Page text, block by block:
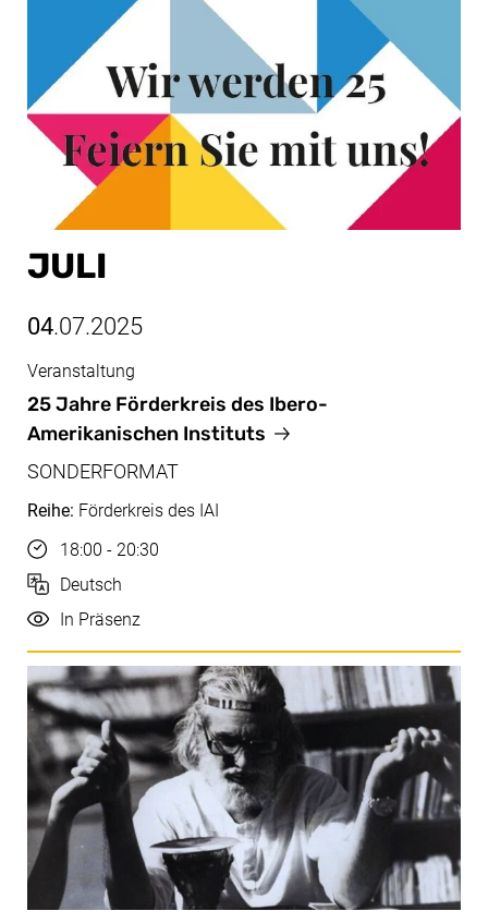
JULI
04.07.2025
Juli, 04.07.2025
25 Jahre Förderkreis des Ibero-
Amerikanischen Instituts
Veranstaltung
SONDERFORMAT
Reihe: Förderkreis des IAI
Uhrzeit
18:00 - 20:30
Sprache
Deutsch
Durchführung
In Präsenz